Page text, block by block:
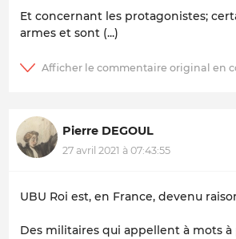
Et concernant les protagonistes;
armes et sont (...)
Pierre DEGOUL
27 avril 2021 à 07:43:55
UBU Roi est, en France, devenu
Des militaires qui appellent à mots